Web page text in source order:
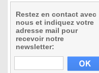
Restez en contact avec
nous et indiquez votre
adresse mail pour
recevoir notre
newsletter: